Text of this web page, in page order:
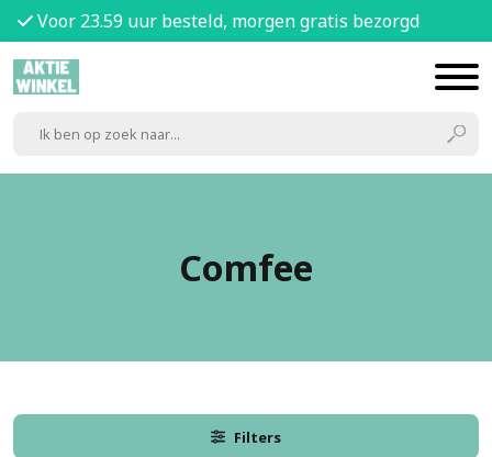
Voor 23.59 uur besteld, morgen gratis bezorgd
Comfee
Filters